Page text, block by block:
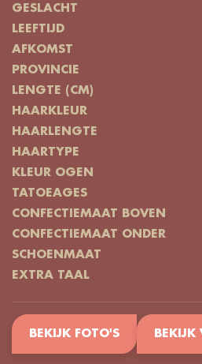
GESLACHT
LEEFTIJD
AFKOMST
PROVINCIE
LENGTE (CM)
HAARKLEUR
HAARLENGTE
HAARTYPE
KLEUR OGEN
TATOEAGES
CONFECTIEMAAT BOVEN
CONFECTIEMAAT ONDER
SCHOENMAAT
EXTRA TAAL
BEKIJK FOTO'S BEKIJK